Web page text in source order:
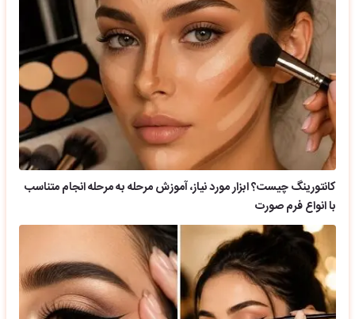
کانتورینگ چیست؟ ابزار مورد نیاز، آموزش مرحله به مرحله انجام متناسب
با انواع فرم صورت